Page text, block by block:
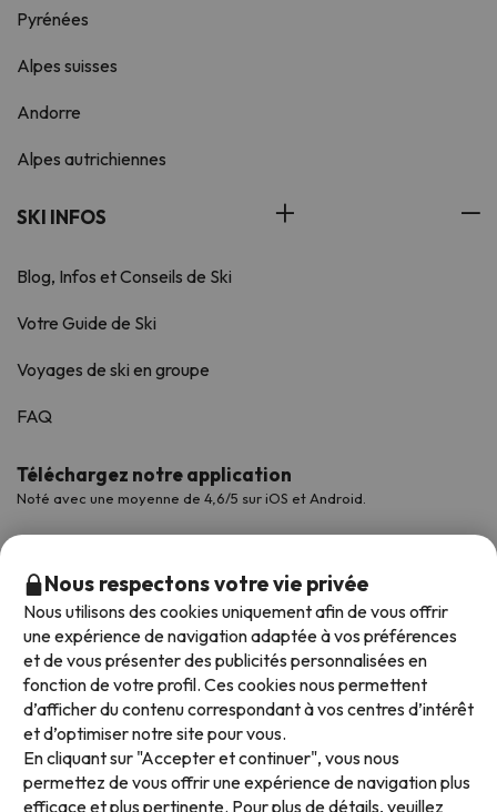
Pyrénées
Alpes suisses
Andorre
Alpes autrichiennes
SKI INFOS
Blog, Infos et Conseils de Ski
Votre Guide de Ski
Voyages de ski en groupe
FAQ
Téléchargez notre application
Noté avec une moyenne de 4,6/5 sur iOS et Android.
Modes de paiement disponibles
Nous respectons votre vie privée
Nous utilisons des cookies uniquement afin de vous offrir
une expérience de navigation adaptée à vos préférences
et de vous présenter des publicités personnalisées en
fonction de votre profil. Ces cookies nous permettent
d’afficher du contenu correspondant à vos centres d’intérêt
et d’optimiser notre site pour vous.
En cliquant sur "Accepter et continuer", vous nous
permettez de vous offrir une expérience de navigation plus
efficace et plus pertinente. Pour plus de détails, veuillez